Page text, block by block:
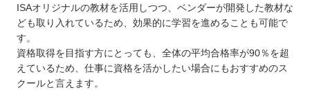
ISAオリジナルの教材を活用しつつ、ベンダーが開発した教材な
ども取り入れているため、効果的に学習を進めることも可能で
す。
資格取得を目指す方にとっても、全体の平均合格率が90％を超
えているため、仕事に資格を活かしたい場合にもおすすめのス
クールと言えます。